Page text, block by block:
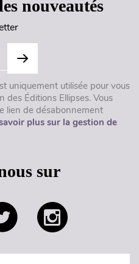
nouveautés
uniquement utilisée pour vous
Éditions Ellipses. Vous
lien de désabonnement
plus sur la gestion de
sur